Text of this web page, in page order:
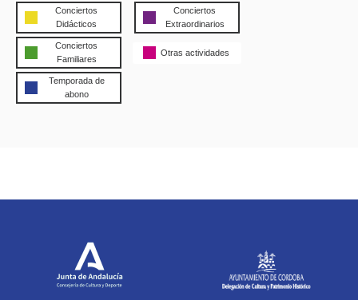
Conciertos
Didácticos
Conciertos
Extraordinarios
Conciertos
Familiares
Otras actividades
Temporada de
abono